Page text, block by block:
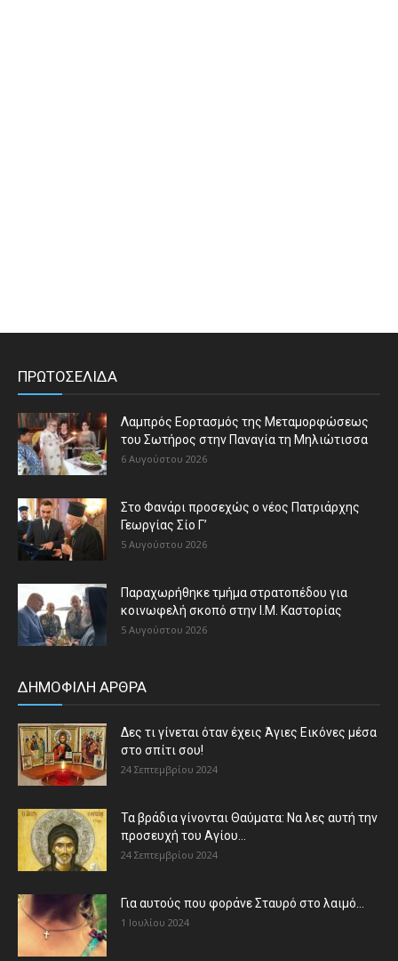
ΠΡΩΤΟΣΕΛΙΔΑ
Λαμπρός Εορτασμός της Μεταμορφώσεως
του Σωτήρος στην Παναγία τη Μηλιώτισσα
6 Αυγούστου 2026
Στο Φανάρι προσεχώς ο νέος Πατριάρχης
Γεωργίας Σίο Γ’
5 Αυγούστου 2026
Παραχωρήθηκε τμήμα στρατοπέδου για
κοινωφελή σκοπό στην Ι.Μ. Καστορίας
5 Αυγούστου 2026
ΔΗΜΟΦΙΛΗ ΑΡΘΡΑ
Δες τι γίνεται όταν έχεις Άγιες Εικόνες μέσα
στο σπίτι σου!
24 Σεπτεμβρίου 2024
Τα βράδια γίνονται Θαύματα: Να λες αυτή την
προσευχή του Αγίου...
24 Σεπτεμβρίου 2024
Για αυτούς που φοράνε Σταυρό στο λαιμό…
1 Ιουλίου 2024